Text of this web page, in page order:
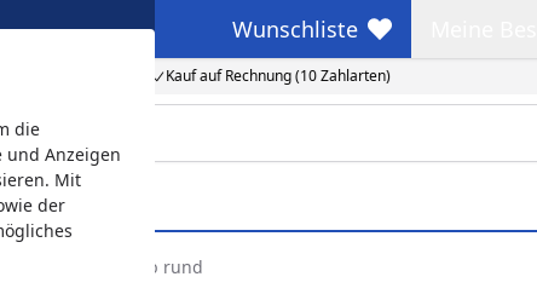
die
und Anzeigen
Mit
der
Kauf auf Rechnung (10 Zahlarten)
Wunschliste
Wunschliste
Pflanzkorb rund